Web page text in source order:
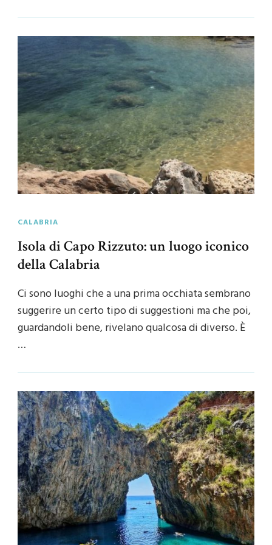
CALABRIA
Isola di Capo Rizzuto: un luogo iconico
della Calabria
Ci sono luoghi che a una prima occhiata sembrano
suggerire un certo tipo di suggestioni ma che poi,
guardandoli bene, rivelano qualcosa di diverso. È
…